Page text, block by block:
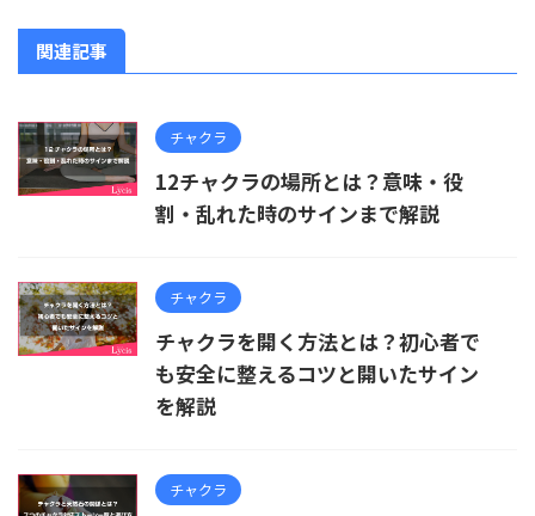
関連記事
チャクラ
12チャクラの場所とは？意味・役
割・乱れた時のサインまで解説
チャクラ
チャクラを開く方法とは？初心者で
も安全に整えるコツと開いたサイン
を解説
チャクラ